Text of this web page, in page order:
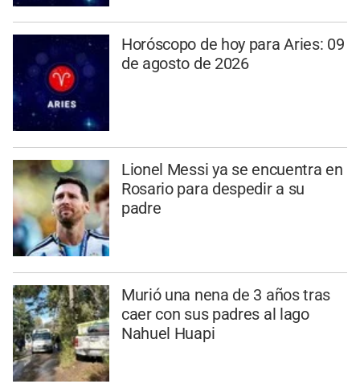
Horóscopo de hoy para Aries: 09
de agosto de 2026
Lionel Messi ya se encuentra en
Rosario para despedir a su
padre
Murió una nena de 3 años tras
caer con sus padres al lago
Nahuel Huapi